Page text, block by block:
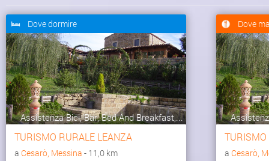
Dove dormire
Assistenza Bici, Bar, Bed And Breakfast,...
TURISMO RURALE LEANZA
a Cesarò, Messina - 11,0 km
Dove
TURISMO
a Cesarò,